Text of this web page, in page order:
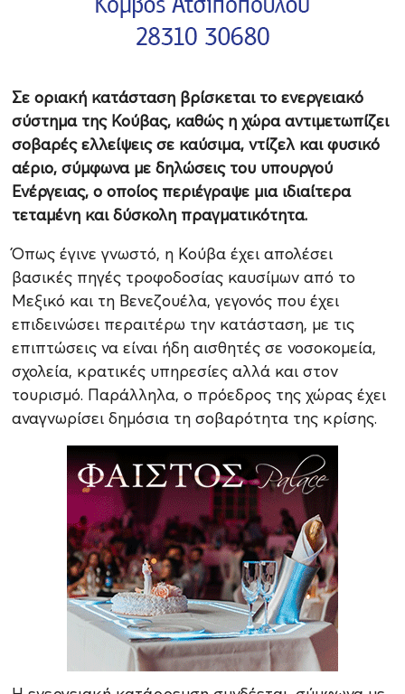
Σε οριακή κατάσταση βρίσκεται το ενεργειακό
σύστημα της Κούβας, καθώς η χώρα αντιμετωπίζει
σοβαρές ελλείψεις σε καύσιμα, ντίζελ και φυσικό
αέριο, σύμφωνα με δηλώσεις του υπουργού
Ενέργειας, ο οποίος περιέγραψε μια ιδιαίτερα
τεταμένη και δύσκολη πραγματικότητα.
Όπως έγινε γνωστό, η Κούβα έχει απολέσει
βασικές πηγές τροφοδοσίας καυσίμων από το
Μεξικό και τη Βενεζουέλα, γεγονός που έχει
επιδεινώσει περαιτέρω την κατάσταση, με τις
επιπτώσεις να είναι ήδη αισθητές σε νοσοκομεία,
σχολεία, κρατικές υπηρεσίες αλλά και στον
τουρισμό. Παράλληλα, ο πρόεδρος της χώρας έχει
αναγνωρίσει δημόσια τη σοβαρότητα της κρίσης.